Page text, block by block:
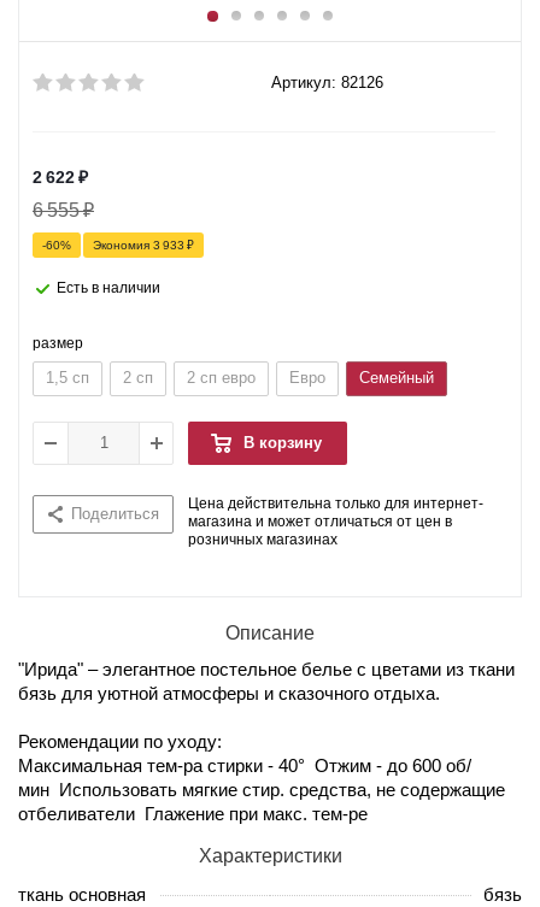
Артикул: 82126
2 622₽
6 555₽
-60% Экономия 3 933 ₽
Есть в наличии
размер
1,5 сп 2 сп 2 сп евро Евро Семейный
В корзину
Поделиться
Цена действительна только для интернет-
магазина и может отличаться от цен в
розничных магазинах
Описание
"Ирида" – элегантное постельное белье с цветами из ткани
бязь для уютной атмосферы и сказочного отдыха.
Рекомендации по уходу:
Максимальная тем-ра стирки - 40° Отжим - до 600 об/
мин Использовать мягкие стир. средства, не содержащие
отбеливатели Глажение при макс. тем-ре
Характеристики
ткань основная
бязь